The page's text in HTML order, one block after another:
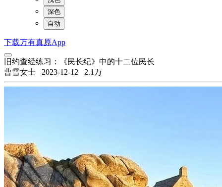
深色
自动
下载万有真原App
旧约查经练习：《民长纪》中的十二位民长
曹雪女士 2023-12-12 2.1万